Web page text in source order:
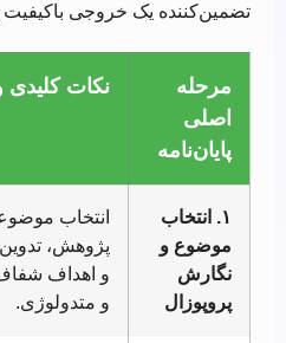
تضمین‌کننده یک خروجی باکیفیت
مرحله
اصلی
پایان‌نامه
نکات کلیدی
۱. انتخاب
موضوع و
نگارش
پروپوزال
انتخاب
پژوهش،
و اهداف
و متدولوژی.